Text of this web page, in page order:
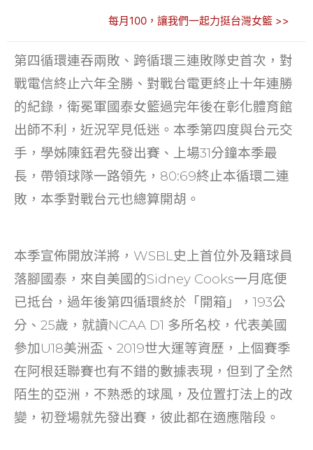
e
b
o
o
k
itt
er
ai
l
C
h
at
k
e
dI
n
每月100，讓我們一起力挺台灣女籃 >>
第四循環連吞兩敗、跨循環三連敗隊史首次，對
戰電信終止六年全勝、對戰台電更終止十年連勝
的紀錄，衛冕軍國泰女籃過完年後在彰化體育館
出師不利，近況罕見低迷。本季第四度與台元交
手，學姊陳鈺君先發出賽、上場31分鐘本季最
長，帶領球隊一路領先，80:69終止本循環二連
敗，本季對戰台元也總算開胡。
本季宣佈開放洋將，WSBL史上首位外及籍球員
落腳國泰，來自美國的Sidney Cooks一月底便
已抵台，過年後第四循環終於「開箱」，193公
分、25歲，就讀NCAA D1 多所名校，代表美國
參加U18美洲盃、2019世大運等資歷，上個賽季
在阿根廷聯賽也有不錯的數據表現，但到了全然
陌生的亞洲，不熟悉的球風，及位置打法上的改
變，初登場就先發出賽，彼此都在適應階段。